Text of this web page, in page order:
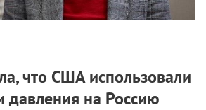
что США использовали
давления на Россию